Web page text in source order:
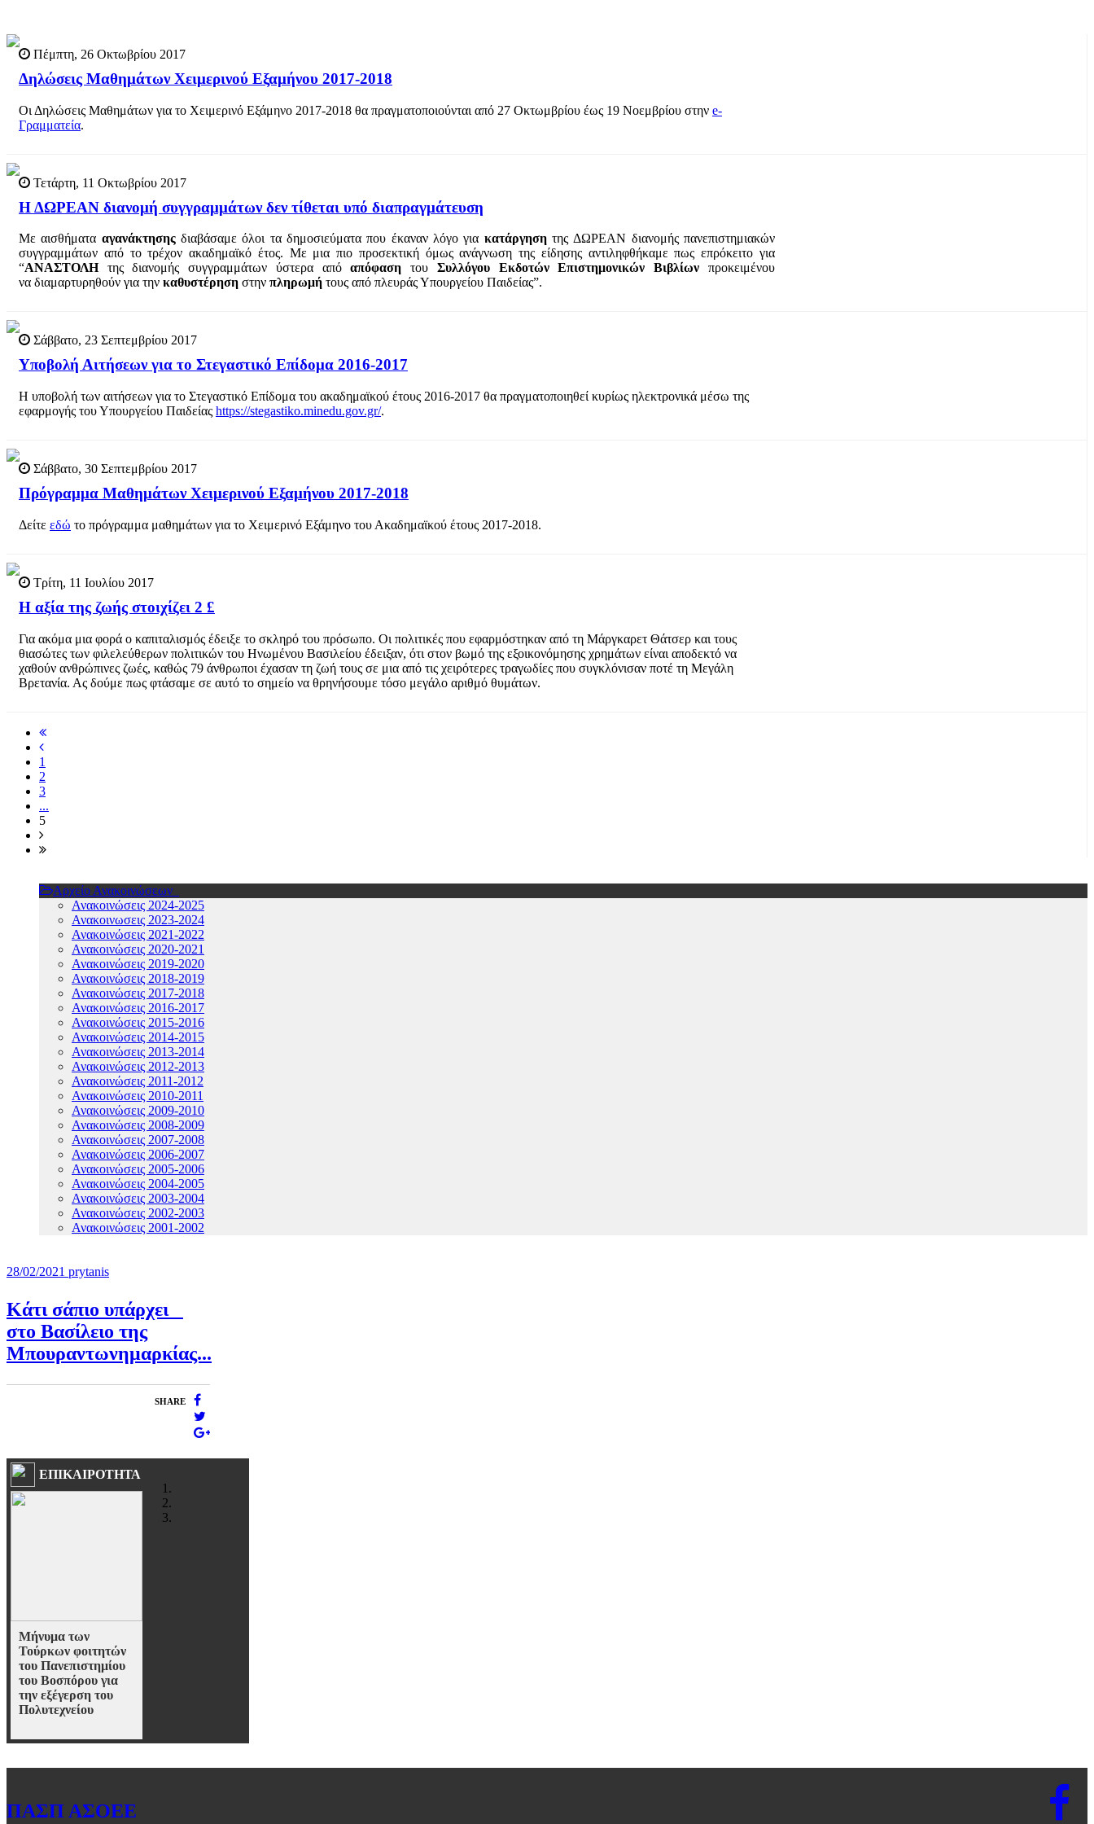
Πέμπτη, 26 Οκτωβρίου 2017
Δηλώσεις Μαθημάτων Χειμερινού Εξαμήνου 2017-2018
Οι Δηλώσεις Μαθημάτων για το Χειμερινό Εξάμηνο 2017-2018 θα πραγματοποιούνται από 27 Οκτωμβρίου έως 19 Νοεμβρίου στην e-
Γραμματεία.
Τετάρτη, 11 Οκτωβρίου 2017
Η ΔΩΡΕΑΝ διανομή συγγραμμάτων δεν τίθεται υπό διαπραγμάτευση
Με αισθήματα αγανάκτησηςδιαβάσαμε όλοι τα δημοσιεύματα που έκαναν λόγο για κατάργησητης ΔΩΡΕΑΝ διανομής πανεπιστημιακών
συγγραμμάτων από το τρέχον ακαδημαϊκό έτος. Με μια πιο προσεκτική όμως ανάγνωση της είδησης αντιληφθήκαμε πως επρόκειτο για
“ΑΝΑΣΤΟΛΗτης διανομής συγγραμμάτων ύστερα απόαπόφαση του Συλλόγου Εκδοτών Επιστημονικών Βιβλίων προκειμένου
να διαμαρτυρηθούν για την καθυστέρηση στην πληρωμή τους από πλευράς Υπουργείου Παιδείας”.
Σάββατο, 23 Σεπτεμβρίου 2017
Υποβολή Αιτήσεων για το Στεγαστικό Επίδομα 2016-2017
Η υποβολή των αιτήσεων για το Στεγαστικό Επίδομα του ακαδημαϊκού έτους 2016-2017 θα πραγματοποιηθεί κυρίως ηλεκτρονικά μέσω της
εφαρμογής του Υπουργείου Παιδείας https://stegastiko.minedu.gov.gr/.
Σάββατο, 30 Σεπτεμβρίου 2017
Πρόγραμμα Μαθημάτων Χειμερινού Εξαμήνου 2017-2018
Δείτε εδώ το πρόγραμμα μαθημάτων για το Χειμερινό Εξάμηνο του Ακαδημαϊκού έτους 2017-2018.
Τρίτη, 11 Ιουλίου 2017
Η αξία της ζωής στοιχίζει 2 £
Για ακόμα μια φορά ο καπιταλισμός έδειξε το σκληρό του πρόσωπο. Οι πολιτικές που εφαρμόστηκαν από τη Μάργκαρετ Θάτσερ και τους
θιασώτες των φιλελεύθερων πολιτικών του Ηνωμένου Βασιλείου έδειξαν, ότι στον βωμό της εξοικονόμησης χρημάτων είναι αποδεκτό να
χαθούν ανθρώπινες ζωές, καθώς 79 άνθρωποι έχασαν τη ζωή τους σε μια από τις χειρότερες τραγωδίες που συγκλόνισαν ποτέ τη Μεγάλη
Βρετανία. Ας δούμε πως φτάσαμε σε αυτό το σημείο να θρηνήσουμε τόσο μεγάλο αριθμό θυμάτων.
1
2
3
...
5
Αρχείο Ανακοινώσεων
Ανακοινώσεις 2024-2025
Ανακοινωσεις 2023-2024
Ανακοινώσεις 2021-2022
Ανακοινώσεις 2020-2021
Ανακοινώσεις 2019-2020
Ανακοινώσεις 2018-2019
Ανακοινώσεις 2017-2018
Ανακοινώσεις 2016-2017
Ανακοινώσεις 2015-2016
Ανακοινώσεις 2014-2015
Ανακοινώσεις 2013-2014
Ανακοινώσεις 2012-2013
Ανακοινώσεις 2011-2012
Ανακοινώσεις 2010-2011
Ανακοινώσεις 2009-2010
Ανακοινώσεις 2008-2009
Ανακοινώσεις 2007-2008
Ανακοινώσεις 2006-2007
Ανακοινώσεις 2005-2006
Ανακοινώσεις 2004-2005
Ανακοινώσεις 2003-2004
Ανακοινώσεις 2002-2003
Ανακοινώσεις 2001-2002
28/02/2021 prytanis
Κάτι σάπιο υπάρχει
στο Βασίλειο της
Μπουραντωνημαρκίας...
SHARE
ΕΠΙΚΑΙΡΟΤΗΤΑ
Μήνυμα των
Τούρκων φοιτητών
του Πανεπιστημίου
του Βοσπόρου για
την εξέγερση του
Πολυτεχνείου
μετά από πρόσκληση
φοιτητών και Καθηγητών
ΠΑΣΠ ΑΣΟΕΕ